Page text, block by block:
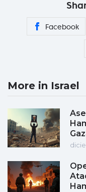
Facebook
More in Israel